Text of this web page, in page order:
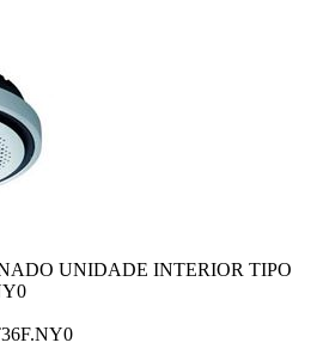
UNIDADE INTERIOR TIPO